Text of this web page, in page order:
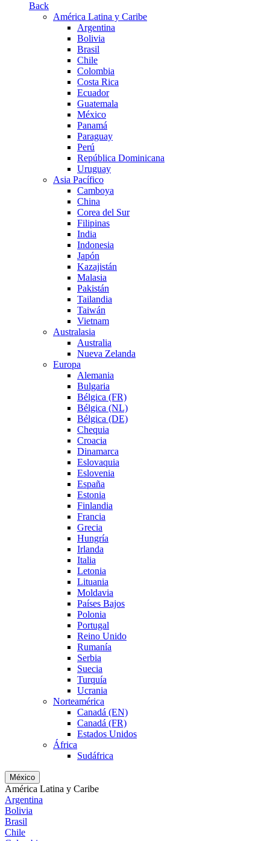
Back
América Latina y Caribe
Argentina
Bolivia
Brasil
Chile
Colombia
Costa Rica
Ecuador
Guatemala
México
Panamá
Paraguay
Perú
República Dominicana
Uruguay
Asia Pacífico
Camboya
China
Corea del Sur
Filipinas
India
Indonesia
Japón
Kazajistán
Malasia
Pakistán
Tailandia
Taiwán
Vietnam
Australasia
Australia
Nueva Zelanda
Europa
Alemania
Bulgaria
Bélgica (FR)
Bélgica (NL)
Bélgica (DE)
Chequia
Croacia
Dinamarca
Eslovaquia
Eslovenia
España
Estonia
Finlandia
Francia
Grecia
Hungría
Irlanda
Italia
Letonia
Lituania
Moldavia
Países Bajos
Polonia
Portugal
Reino Unido
Rumanía
Serbia
Suecia
Turquía
Ucrania
Norteamérica
Canadá (EN)
Canadá (FR)
Estados Unidos
África
Sudáfrica
México
América Latina y Caribe
Argentina
Bolivia
Brasil
Chile